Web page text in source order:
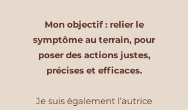
Mon objectif : relier le
symptôme au terrain, pour
poser des actions justes,
précises et efficaces.
Je suis également l’autrice